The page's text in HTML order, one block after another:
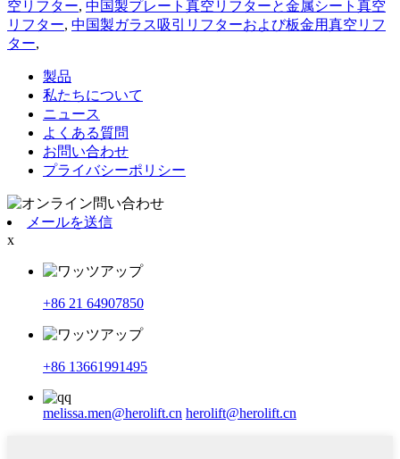
空リフター, 中国製プレート真空リフターと金属シート真空
リフター, 中国製ガラス吸引リフターおよび板金用真空リフ
ター,
製品
私たちについて
ニュース
よくある質問
お問い合わせ
プライバシーポリシー
メールを送信
x
+86 21 64907850
+86 13661991495
melissa.men@herolift.cn herolift@herolift.cn